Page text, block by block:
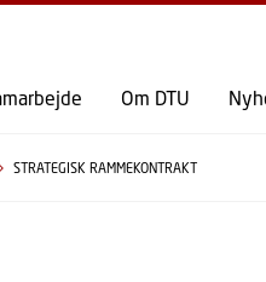
INDHOLD (TRYK ENTER).
Om DTU
STRATEGISK RAMMEKONTRAKT